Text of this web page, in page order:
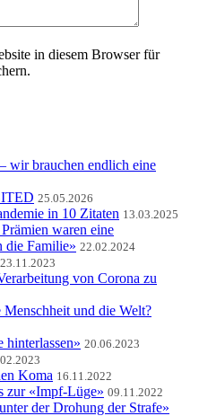
in diesem Browser für
wir brauchen endlich eine
25.05.2026
in 10 Zitaten 13.03.2025
waren eine
die Familie» 22.02.2024
23.11.2023
von Corona zu
und die Welt?
hinterlassen» 20.06.2023
Koma 16.11.2022
zur «Impf-Lüge» 09.11.2022
der Drohung der Strafe»